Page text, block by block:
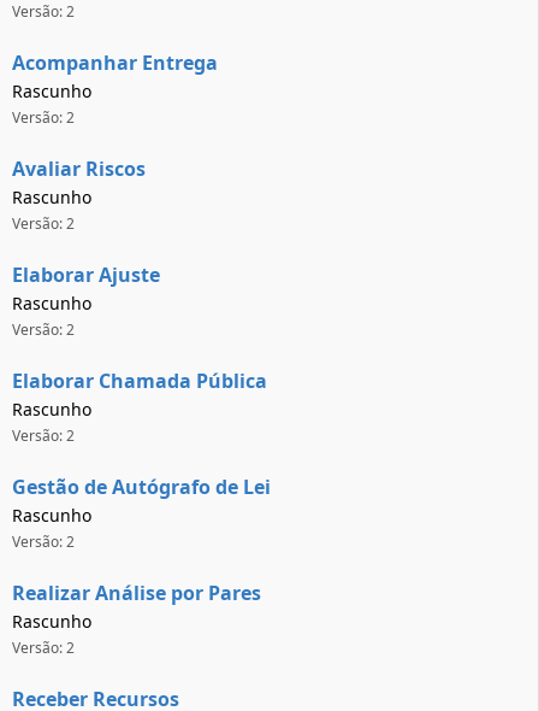
Versão: 2
Acompanhar Entrega
Rascunho
Versão: 2
Avaliar Riscos
Rascunho
Versão: 2
Elaborar Ajuste
Rascunho
Versão: 2
Elaborar Chamada Pública
Rascunho
Versão: 2
Gestão de Autógrafo de Lei
Rascunho
Versão: 2
Realizar Análise por Pares
Rascunho
Versão: 2
Receber Recursos